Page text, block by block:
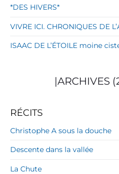
*DES HIVERS*
VIVRE ICI. CHRONIQUES DE
ISAAC DE L’ÉTOILE moine
|ARCHIVES
RÉCITS
Christophe A sous la douche
Descente dans la vallée
La Chute